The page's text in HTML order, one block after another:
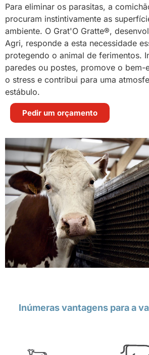
Para eliminar os parasitas, a
procuram instintivamente as
ambiente. O Grat'O Gratte®,
Agri, responde a esta necessidade
protegendo o animal de ferimentos.
paredes ou postes, promove o bem-
o stress e contribui para uma
estábulo.
Pedir um orçamento
Inúmeras vantagens para a